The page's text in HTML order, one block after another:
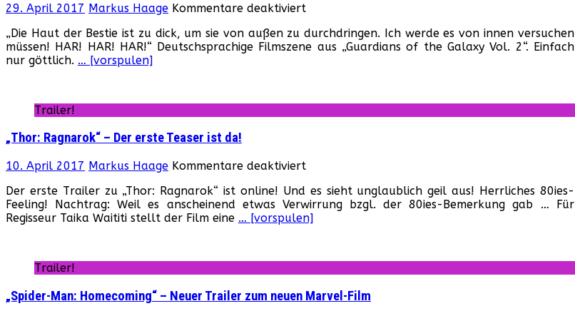
29. April 2017 Markus Haage Kommentare deaktiviert
of
the
–
Neuer
„Die Haut der Bestie ist zu dick, um sie von außen zu durchdringen. Ich werde es von innen versuchen
müssen! HAR! HAR! HAR!“ Deutschsprachige Filmszene aus „Guardians of the Galaxy Vol. 2“. Einfach
nur göttlich. … [vorspulen]
Trailer!
„Thor: Ragnarok“ – Der erste Teaser ist da!
10. April 2017 Markus Haage Kommentare deaktiviertfür
Ragnarok“
–
Der
ist
da!
Der erste Trailer zu „Thor: Ragnarok“ ist online! Und es sieht unglaublich geil aus! Herrliches 80ies-
Feeling! Nachtrag: Weil es anscheinend etwas Verwirrung bzgl. der 80ies-Bemerkung gab … Für
Regisseur Taika Waititi stellt der Film eine … [vorspulen]
Trailer!
„Spider-Man: Homecoming“ – Neuer Trailer zum neuen Marvel-Film